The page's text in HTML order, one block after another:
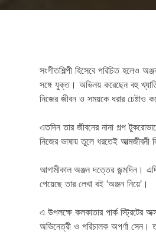
সংগীতশিল্পী হিসেবে পরিচিত হলেও
সঙ্গে যুক্ত। অভিনয় করেছেন বহু
নিজের জীবন ও সময়কে ধরার চেষ্টাও
এতদিন তার জীবনের নানা গল্প
নিজের ভাষায় তুলে ধরতেই আত্মজীবনী
আগামীকাল অঞ্জন দত্তের জন্মদিন।
পেয়েছে তার লেখা বই ‘অঞ্জন নিয়ে’।
এ উপলক্ষে কলকাতার পার্ক স্ট্রিটের
অভিনেত্রী ও পরিচালক অপর্ণা সেন।